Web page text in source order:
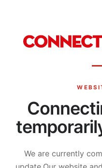
We are currently